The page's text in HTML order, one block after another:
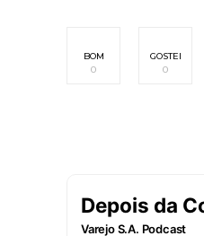
BOM
0
GOSTEI
0